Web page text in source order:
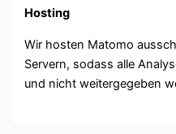
Hosting
Wir hosten Matomo
Servern, sodass alle
und nicht weitergegeben